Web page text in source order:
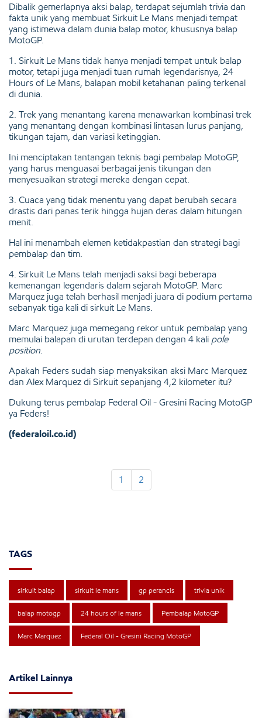
Dibalik gemerlapnya aksi balap, terdapat sejumlah trivia dan
fakta unik yang membuat Sirkuit Le Mans menjadi tempat
yang istimewa dalam dunia balap motor, khususnya balap
MotoGP.
1. Sirkuit Le Mans tidak hanya menjadi tempat untuk balap
motor, tetapi juga menjadi tuan rumah legendarisnya, 24
Hours of Le Mans, balapan mobil ketahanan paling terkenal
di dunia.
2. Trek yang menantang karena menawarkan kombinasi trek
yang menantang dengan kombinasi lintasan lurus panjang,
tikungan tajam, dan variasi ketinggian.
Ini menciptakan tantangan teknis bagi pembalap MotoGP,
yang harus menguasai berbagai jenis tikungan dan
menyesuaikan strategi mereka dengan cepat.
3. Cuaca yang tidak menentu yang dapat berubah secara
drastis dari panas terik hingga hujan deras dalam hitungan
menit.
Hal ini menambah elemen ketidakpastian dan strategi bagi
pembalap dan tim.
4. Sirkuit Le Mans telah menjadi saksi bagi beberapa
kemenangan legendaris dalam sejarah MotoGP. Marc
Marquez juga telah berhasil menjadi juara di podium pertama
sebanyak tiga kali di sirkuit Le Mans.
Marc Marquez juga memegang rekor untuk pembalap yang
memulai balapan di urutan terdepan dengan 4 kali pole
position
Apakah Feders sudah siap menyaksikan aksi Marc Marquez
dan Alex Marquez di Sirkuit sepanjang 4,2 kilometer itu?
Dukung terus pembalap Federal Oil - Gresini Racing MotoGP
ya Feders!
(federaloil.co.id)
1 2
TAGS
sirkuit balap sirkuit le mans gp perancis trivia unik
balap motogp 24 hours of le mans Pembalap MotoGP
Marc Marquez Federal Oil - Gresini Racing MotoGP
Artikel Lainnya